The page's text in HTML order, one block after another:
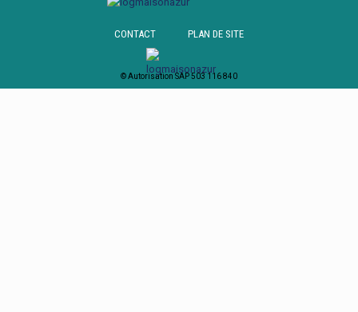
CONTACT PLAN DE SITE
© Autorisation SAP 503 116 840